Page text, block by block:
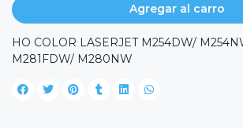
Agregar al carro
HO COLOR LASERJET M254DW/
M281FDW/ M280NW